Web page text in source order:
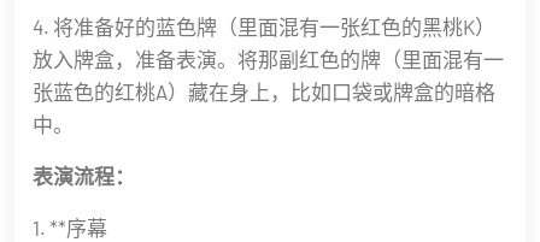
4. 将准备好的蓝色牌（里面混有一张红色的黑桃K）
放入牌盒，准备表演。将那副红色的牌（里面混有一
张蓝色的红桃A）藏在身上，比如口袋或牌盒的暗格
中。
表演流程：
1. **序幕